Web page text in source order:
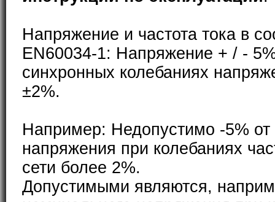
Напряжение и частота тока в
EN60034-1: Напряжение + / -
синхронных колебаниях
±2%.
Например: Недопустимо -5% от
напряжения при колебаниях
сети более 2%.
Допустимыми являются,